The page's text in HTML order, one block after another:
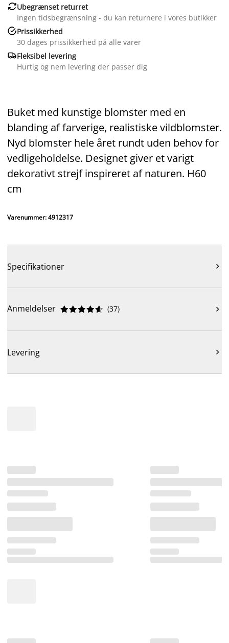
Ubegrænset returret
Ingen tidsbegrænsning - du kan returnere i vores butikker
Prissikkerhed
30 dages prissikkerhed på alle varer
Fleksibel levering
Hurtig og nem levering der passer dig
Buket med kunstige blomster med en
blanding af farverige, realistiske vildblomster.
Nyd blomster hele året rundt uden behov for
vedligeholdelse. Designet giver et varigt
dekorativt strejf inspireret af naturen. H60
cm
Varenummer: 4912317
Specifikationer 
Anmeldelser 




 (37) 
Levering 